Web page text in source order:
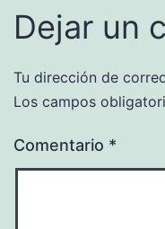
Dejar un
Tu dirección de
Los campos
Comentario *